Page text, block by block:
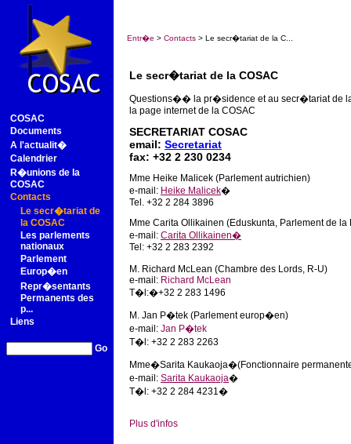
COSAC
Documents
A l'actualit�
Calendrier
R�unions de la
COSAC
Contacts
Le secr�tariat de
la COSAC
Les parlements
nationaux
Parlement
Europ�en
Repr�sentants
Permanents des
p...
Liens
Go
Entr�e > Contacts > Le secr�tariat de la C...
Le secr�tariat de la COSAC
Questions�� la pr�sidence et au secr�tariat de
la page internet de la COSAC
SECRETARIAT COSAC
email: Secretariat
fax: +32 2 230 0234
Mme Heike Malicek (Parlement autrichien)
e-mail: Heike Malicek�
Tel. +32 2 284 3896
Mme Carita Ollikainen (Eduskunta, Parlement de la
e-mail: Carita Ollikainen�
Tel: +32 2 283 2392
M. Richard McLean (Chambre des Lords, R-U)
e-mail: Richard McLean
T�l:�+32 2 283 1496
M. Jan P�tek (Parlement europ�en)
e-mail: Jan P�tek
T�l: +32 2 283 2263
Mme�Sarita Kaukaoja�(Fonctionnaire
e-mail: Sarita Kaukaoja�
T�l: +32 2 284 4231�
Plus d'infos